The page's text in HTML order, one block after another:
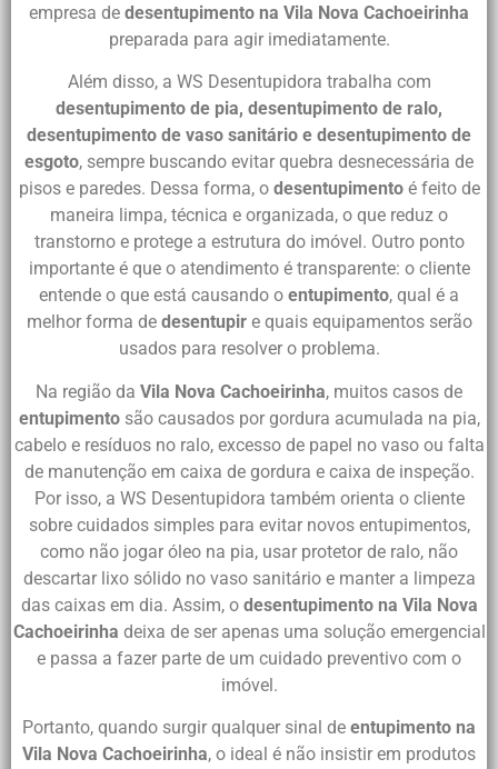
empresa de desentupimento na Vila Nova Cachoeirinha
preparada para agir imediatamente.
Além disso, a WS Desentupidora trabalha com
desentupimento de pia, desentupimento de ralo,
desentupimento de vaso sanitário e desentupimento de
esgoto, sempre buscando evitar quebra desnecessária de
pisos e paredes. Dessa forma, o desentupimentoé feito de
maneira limpa, técnica e organizada, o que reduz o
transtorno e protege a estrutura do imóvel. Outro ponto
importante é que o atendimento é transparente: o cliente
entende o que está causando o entupimento, qual é a
melhor forma de desentupire quais equipamentos serão
usados para resolver o problema.
Na região da Vila Nova Cachoeirinha, muitos casos de
entupimentosão causados por gordura acumulada na pia,
cabelo e resíduos no ralo, excesso de papel no vaso ou falta
de manutenção em caixa de gordura e caixa de inspeção.
Por isso, a WS Desentupidora também orienta o cliente
sobre cuidados simples para evitar novos entupimentos,
como não jogar óleo na pia, usar protetor de ralo, não
descartar lixo sólido no vaso sanitário e manter a limpeza
das caixas em dia. Assim, o desentupimento na Vila Nova
Cachoeirinha deixa de ser apenas uma solução emergencial
e passa a fazer parte de um cuidado preventivo com o
imóvel.
Portanto, quando surgir qualquer sinal de entupimento na
Vila Nova Cachoeirinha, o ideal é não insistir em produtos